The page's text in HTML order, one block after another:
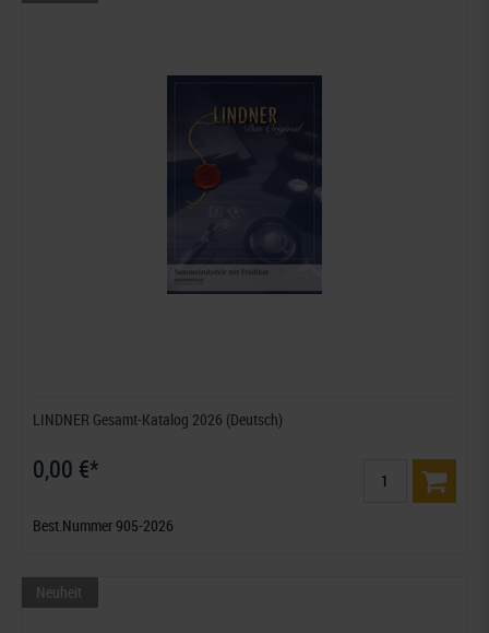
LINDNER Gesamt-Katalog 2026 (Deutsch)
0,00 €*
Best.Nummer 905-2026
Neuheit